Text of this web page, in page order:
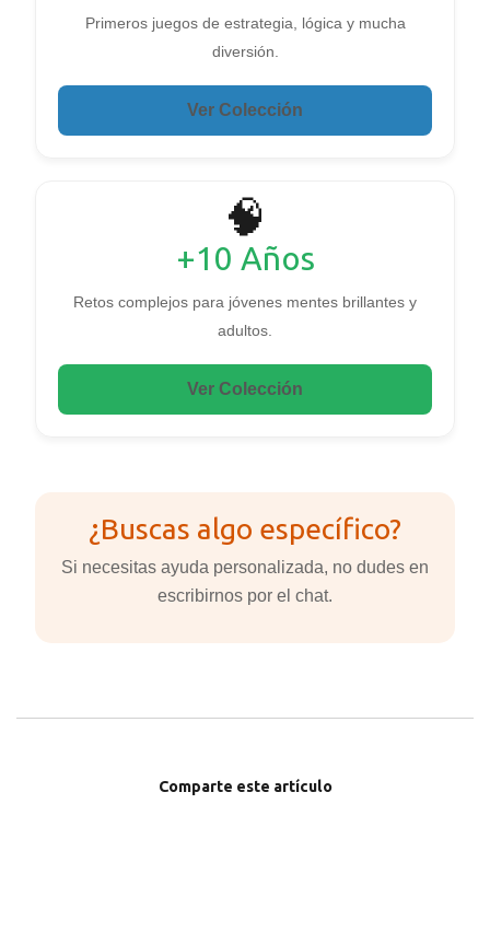
Primeros juegos de estrategia, lógica y mucha
diversión.
Ver Colección
🧠
+10 Años
Retos complejos para jóvenes mentes brillantes y
adultos.
Ver Colección
¿Buscas algo específico?
Si necesitas ayuda personalizada, no dudes en
escribirnos por el chat.
Comparte este artículo